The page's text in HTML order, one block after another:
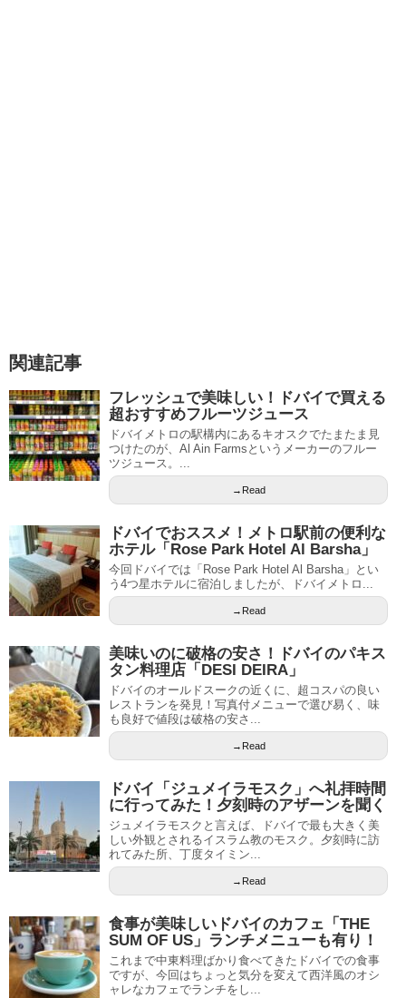
関連記事
フレッシュで美味しい！ドバイで買える
超おすすめフルーツジュース
ドバイメトロの駅構内にあるキオスクでたまたま見
つけたのが、Al Ain Farmsというメーカーのフルー
ツジュース。...
→Read
ドバイでおススメ！メトロ駅前の便利な
ホテル「Rose Park Hotel Al Barsha」
今回ドバイでは「Rose Park Hotel Al Barsha」とい
う4つ星ホテルに宿泊しましたが、ドバイメトロ...
→Read
美味いのに破格の安さ！ドバイのパキス
タン料理店「DESI DEIRA」
ドバイのオールドスークの近くに、超コスパの良い
レストランを発見！写真付メニューで選び易く、味
も良好で値段は破格の安さ...
→Read
ドバイ「ジュメイラモスク」へ礼拝時間
に行ってみた！夕刻時のアザーンを聞く
ジュメイラモスクと言えば、ドバイで最も大きく美
しい外観とされるイスラム教のモスク。夕刻時に訪
れてみた所、丁度タイミン...
→Read
食事が美味しいドバイのカフェ「THE
SUM OF US」ランチメニューも有り！
これまで中東料理ばかり食べてきたドバイでの食事
ですが、今回はちょっと気分を変えて西洋風のオシ
ャレなカフェでランチをし...